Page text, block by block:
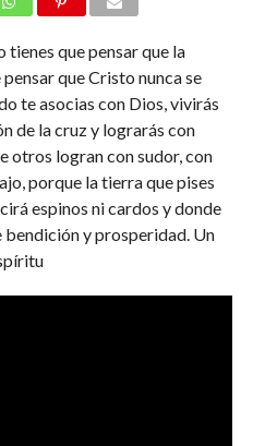
tienes que pensar que la
que Cristo nunca se
te asocias con Dios, vivirás
de la cruz y lograrás con
otros logran con sudor, con
porque la tierra que pises
espinos ni cardos y donde
y prosperidad. Un